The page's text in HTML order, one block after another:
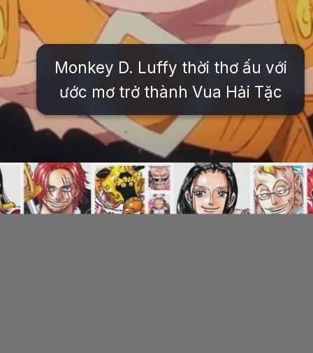
Monkey D. Luffy thời thơ ấu với
ước mơ trở thành Vua Hải Tặc
Đang mởhttps://issiloo.edu.vn/nhan-vat-luffy